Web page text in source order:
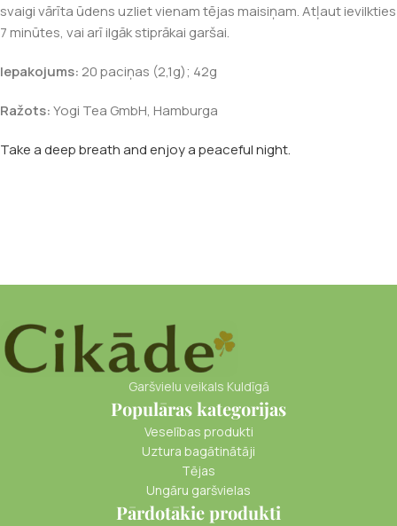
svaigi vārīta ūdens uzliet vienam tējas maisiņam. Atļaut ievilkties
7 minūtes, vai arī ilgāk stiprākai garšai.
Iepakojums: 20 paciņas (2,1g); 42g
Ražots:Yogi Tea GmbH, Hamburga
Take a deep breath and enjoy a peaceful night.
Garšvielu veikals Kuldīgā
Populāras kategorijas
Veselības produkti
Uztura bagātinātāji
Tējas
Ungāru garšvielas
Pārdotākie produkti